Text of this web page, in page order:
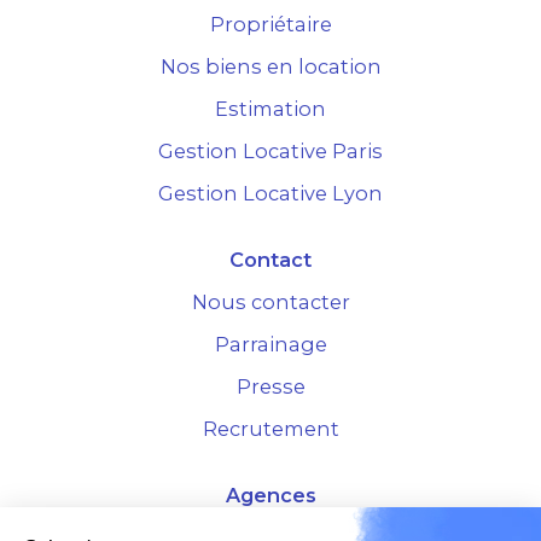
Propriétaire
Nos biens en location
Estimation
Gestion Locative Paris
Gestion Locative Lyon
Contact
Nous contacter
Parrainage
Presse
Recrutement
Agences